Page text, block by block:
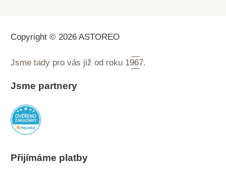
Copyright © 2026 ASTOREO
Jsme tady pro vás již od roku 1967.
Jsme partnery
Přijímáme platby